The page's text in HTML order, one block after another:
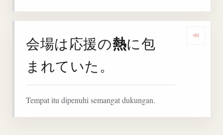
会場は応援の熱に包
まれていた。
Tempat itu dipenuhi semangat dukungan.